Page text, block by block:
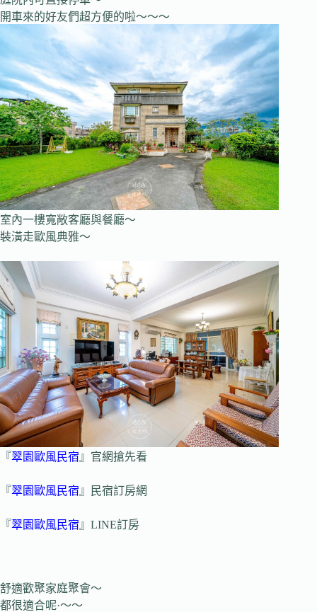
開車來的好友們超方便的啦～～～
室內一樓寬敞客廳與餐廳～
裝潢走歐風典雅～
『翠園歐風民宿 』官網搶先看
『翠園歐風民宿 』民宿訂房網
『翠園歐風民宿 』LINE訂房
舒適歡聚家庭聚會～
都很適合呢·～～